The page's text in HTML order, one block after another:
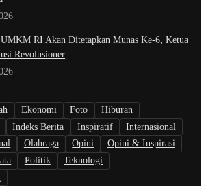
UMKM RI Akan Ditetapkan Munas Ke-6, Ketua
Revolusioner
Ekonomi Foto
Hiburan
Indeks Berita Inspiratif
Internasional
Olahraga Opini
Opini & Inspirasi
Politik
Teknologi